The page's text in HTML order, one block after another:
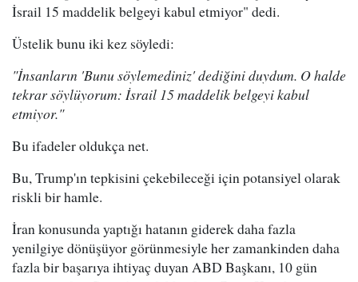
İsrail 15 maddelik belgeyi kabul etmiyor" dedi.
Üstelik bunu iki kez söyledi:
"İnsanların 'Bunu söylemediniz' dediğini duydum. O halde
tekrar söylüyorum: İsrail 15 maddelik belgeyi kabul
etmiyor."
Bu ifadeler oldukça net.
Bu, Trump'ın tepkisini çekebileceği için potansiyel olarak
riskli bir hamle.
İran konusunda yaptığı hatanın giderek daha fazla
yenilgiye dönüşüyor görünmesiyle her zamankinden daha
fazla bir başarıya ihtiyaç duyan ABD Başkanı, 10 gün